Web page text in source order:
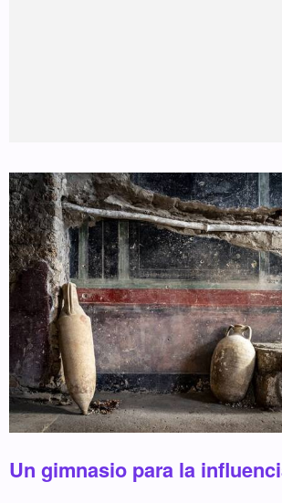
Un gimnasio para la